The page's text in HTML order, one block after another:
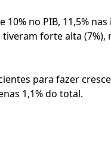
no PIB, 11,5%
forte alta (7%),
para fazer
1,1% do total.